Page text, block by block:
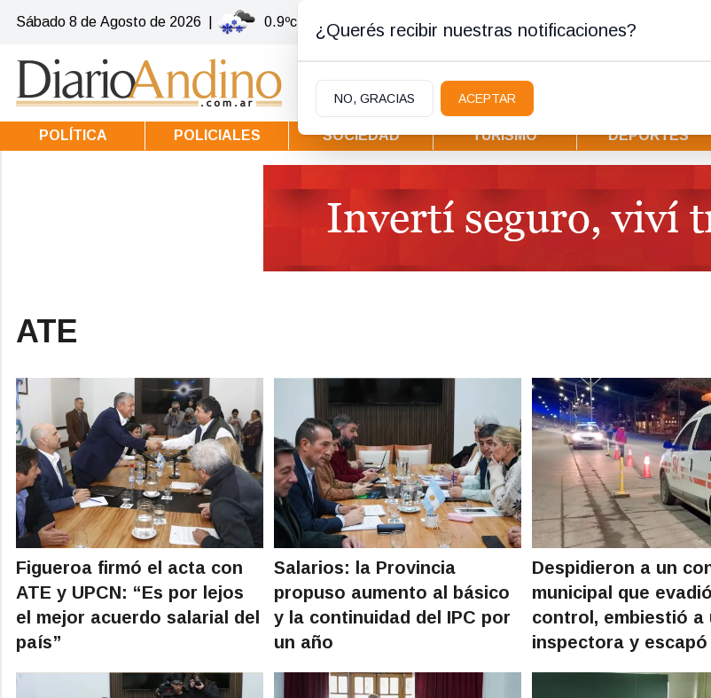
Sábado 8 de Agosto de 2026 0.9ºc | Villa la Angostura
POLÍTICA POLICIALES SOCIEDAD TURISMO DEPORTES
ATE
Figueroa firmó el acta con
ATE y UPCN: “Es por lejos
el mejor acuerdo salarial del
país”
Salarios: la Provincia
propuso aumento al básico
y la continuidad del IPC por
un año
Despidieron a un
municipal que
control, embiestió a
inspectora y escapó
¿Querés recibir nuestras notificaciones?
NO, GRACIAS ACEPTAR